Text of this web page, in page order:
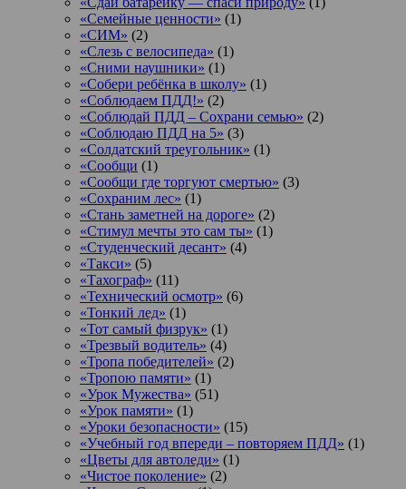
«Семейные ценности» (1)
«СИМ» (2)
«Слезь с велосипеда» (1)
«Сними наушники» (1)
«Собери ребёнка в школу» (1)
«Соблюдаем ПДД!» (2)
«Соблюдай ПДД – Сохрани семью» (2)
«Соблюдаю ПДД на 5» (3)
«Солдатский треугольник» (1)
«Сообщи (1)
«Сообщи где торгуют смертью» (3)
«Сохраним лес» (1)
«Стань заметней на дороге» (2)
«Стимул мечты это сам ты» (1)
«Студенческий десант» (4)
«Такси» (5)
«Тахограф» (11)
«Технический осмотр» (6)
«Тонкий лед» (1)
«Тот самый физрук» (1)
«Трезвый водитель» (4)
«Тропа победителей» (2)
«Тропою памяти» (1)
«Урок Мужества» (51)
«Урок памяти» (1)
«Уроки безопасности» (15)
«Учебный год впереди – повторяем ПДД» (1)
«Цветы для автоледи» (1)
«Чистое поколение» (2)